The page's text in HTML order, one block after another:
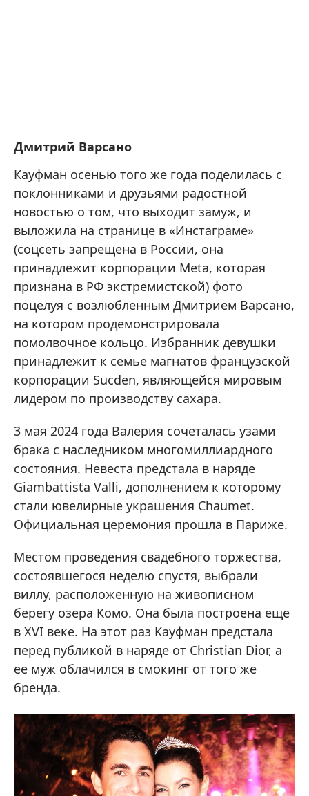
Дмитрий Варсано
Кауфман осенью того же года поделилась с
поклонниками и друзьями радостной
новостью о том, что выходит замуж, и
выложила на странице в «Инстаграме»
(соцсеть запрещена в России, она
принадлежит корпорации Meta, которая
признана в РФ экстремистской) фото
поцелуя с возлюбленным Дмитрием Варсано,
на котором продемонстрировала
помолвочное кольцо. Избранник девушки
принадлежит к семье магнатов французской
корпорации Sucden, являющейся мировым
лидером по производству сахара.
3 мая 2024 года Валерия сочеталась узами
брака с наследником многомиллиардного
состояния. Невеста предстала в наряде
Giambattista Valli, дополнением к которому
стали ювелирные украшения Chaumet.
Официальная церемония прошла в Париже.
Местом проведения свадебного торжества,
состоявшегося неделю спустя, выбрали
виллу, расположенную на живописном
берегу озера Комо. Она была построена еще
в XVI веке. На этот раз Кауфман предстала
перед публикой в наряде от Christian Dior, а
ее муж облачился в смокинг от того же
бренда.